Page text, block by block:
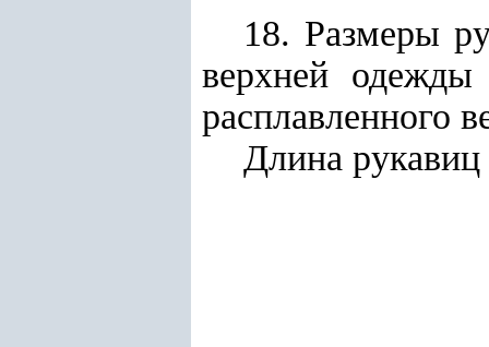
18. Размеры
верхней одежды
расплавленного
Длина